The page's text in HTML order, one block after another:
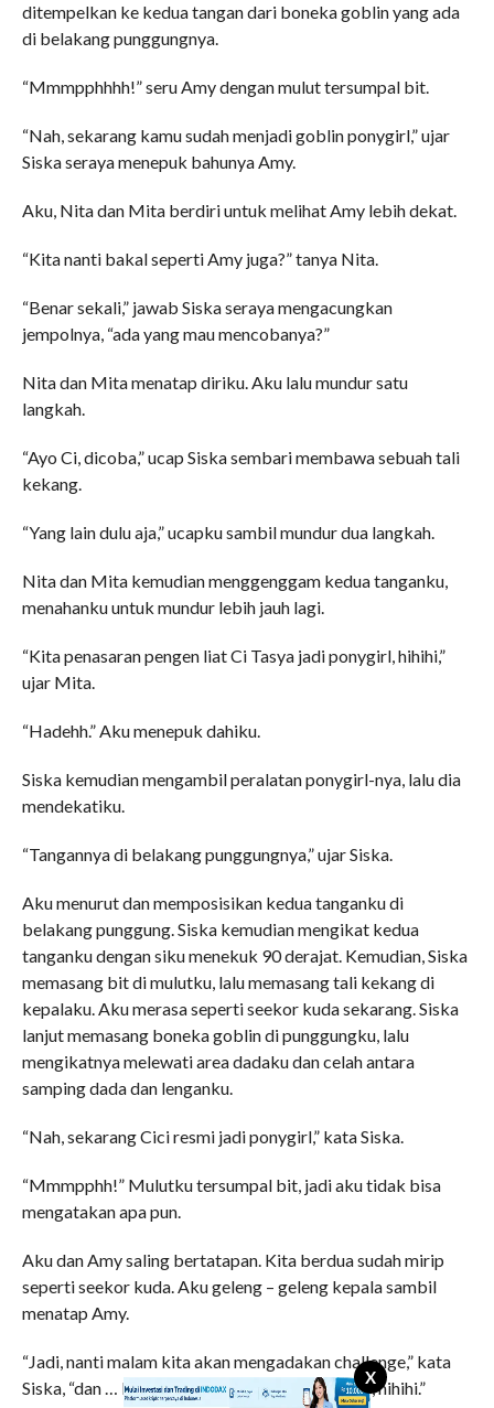
X
ditempelkan ke kedua tangan dari boneka goblin yang ada
di belakang punggungnya.
“Mmmpphhhh!” seru Amy dengan mulut tersumpal bit.
“Nah, sekarang kamu sudah menjadi goblin ponygirl,” ujar
Siska seraya menepuk bahunya Amy.
Aku, Nita dan Mita berdiri untuk melihat Amy lebih dekat.
“Kita nanti bakal seperti Amy juga?” tanya Nita.
“Benar sekali,” jawab Siska seraya mengacungkan
jempolnya, “ada yang mau mencobanya?”
Nita dan Mita menatap diriku. Aku lalu mundur satu
langkah.
“Ayo Ci, dicoba,” ucap Siska sembari membawa sebuah tali
kekang.
“Yang lain dulu aja,” ucapku sambil mundur dua langkah.
Nita dan Mita kemudian menggenggam kedua tanganku,
menahanku untuk mundur lebih jauh lagi.
“Kita penasaran pengen liat Ci Tasya jadi ponygirl, hihihi,”
ujar Mita.
“Hadehh.” Aku menepuk dahiku.
Siska kemudian mengambil peralatan ponygirl-nya, lalu dia
mendekatiku.
“Tangannya di belakang punggungnya,” ujar Siska.
Aku menurut dan memposisikan kedua tanganku di
belakang punggung. Siska kemudian mengikat kedua
tanganku dengan siku menekuk 90 derajat. Kemudian, Siska
memasang bit di mulutku, lalu memasang tali kekang di
kepalaku. Aku merasa seperti seekor kuda sekarang. Siska
lanjut memasang boneka goblin di punggungku, lalu
mengikatnya melewati area dadaku dan celah antara
samping dada dan lenganku.
“Nah, sekarang Cici resmi jadi ponygirl,” kata Siska.
“Mmmpphh!” Mulutku tersumpal bit, jadi aku tidak bisa
mengatakan apa pun.
Aku dan Amy saling bertatapan. Kita berdua sudah mirip
seperti seekor kuda. Aku geleng – geleng kepala sambil
menatap Amy.
“Jadi, nanti malam kita akan mengadakan challenge,” kata
Siska, “dan … kita semua akan menjadi ponygirl, hihihi.”